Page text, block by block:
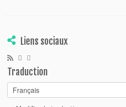
Liens sociaux
Traduction